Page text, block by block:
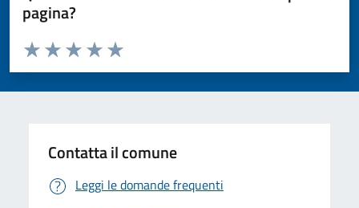
pagina?
Valuta da 1 a 5 stelle la pagina
Valuta 5 stelle su 5
Valuta 4 stelle su 5
Valuta 3 stelle su 5
Valuta 2 stelle su 5
Valuta 1 stelle su 5
Contatta il comune
Leggi le domande frequenti